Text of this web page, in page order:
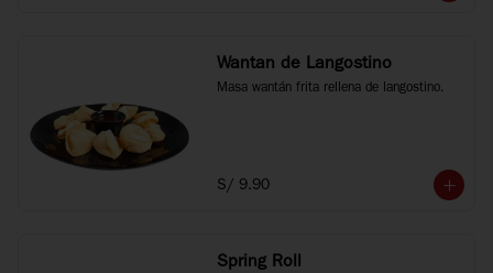
Wantan de Langostino
Masa wantán frita rellena de langostino.
S/ 9.90
Spring Roll